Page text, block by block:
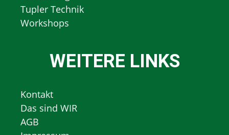
Tupler Technik
Workshops
WEITERE LINKS
Kontakt
Das sind WIR
AGB